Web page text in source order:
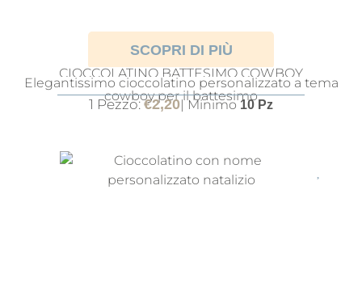
SCOPRI DI PIÙ
CIOCCOLATINO BATTESIMO COWBOY
BOMBONIERA TEMA WESTERN
Elegantissimo cioccolatino personalizzato a tema
cowboy per il battesimo
1 Pezzo:€2,20| Minimo10 Pz